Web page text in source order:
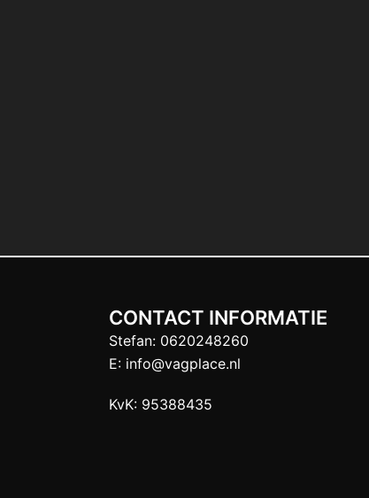
CONTACT INFORMATIE
Stefan: 0620248260
E: info@vagplace.nl
KvK: 95388435